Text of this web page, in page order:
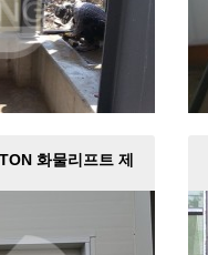
화물리프트 제